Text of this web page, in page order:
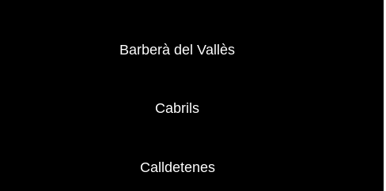
Barberà del Vallès
Cabrils
Calldetenes